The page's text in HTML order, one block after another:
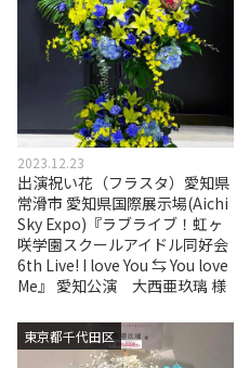
2023.12.23
出演祝い花（フラスタ）愛知県
常滑市 愛知県国際展示場(Aichi
Sky Expo)『ラブライブ！虹ヶ
咲学園スクールアイドル同好会
6th Live! I love You ⇆ You love
Me』 愛知公演 大西亜玖璃 様
東京都千代田区